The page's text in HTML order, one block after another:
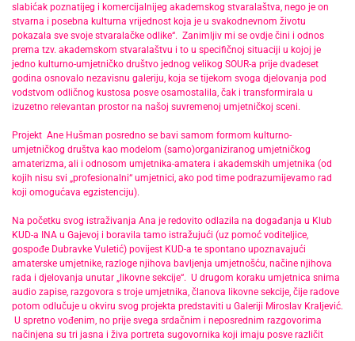
slabićak poznatijeg i komercijalnijeg akademskog stvaralaštva, nego je on
stvarna i posebna kulturna vrijednost koja je u svakodnevnom životu
pokazala sve svoje stvaralačke odlike“. Zanimljiv mi se ovdje čini i odnos
prema tzv. akademskom stvaralaštvu i to u specifičnoj situaciji u kojoj je
jedno kulturno-umjetničko društvo jednog velikog SOUR-a prije dvadeset
godina osnovalo nezavisnu galeriju, koja se tijekom svoga djelovanja pod
vodstvom odličnog kustosa posve osamostalila, čak i transformirala u
izuzetno relevantan prostor na našoj suvremenoj umjetničkoj sceni.
Projekt Ane Hušman posredno se bavi samom formom kulturno-
umjetničkog društva kao modelom (samo)organiziranog umjetničkog
amaterizma, ali i odnosom umjetnika-amatera i akademskih umjetnika (od
kojih nisu svi „profesionalni“ umjetnici, ako pod time podrazumijevamo rad
koji omogućava egzistenciju).
Na početku svog istraživanja Ana je redovito odlazila na događanja u Klub
KUD-a INA u Gajevoj i boravila tamo istražujući (uz pomoć voditeljice,
gospođe Dubravke Vuletić) povijest KUD-a te spontano upoznavajući
amaterske umjetnike, razloge njihova bavljenja umjetnošću, načine njihova
rada i djelovanja unutar „likovne sekcije“. U drugom koraku umjetnica snima
audio zapise, razgovora s troje umjetnika, članova likovne sekcije, čije radove
potom odlučuje u okviru svog projekta predstaviti u Galeriji Miroslav Kraljević.
U spretno vođenim, no prije svega srdačnim i neposrednim razgovorima
načinjena su tri jasna i živa portreta sugovornika koji imaju posve različit